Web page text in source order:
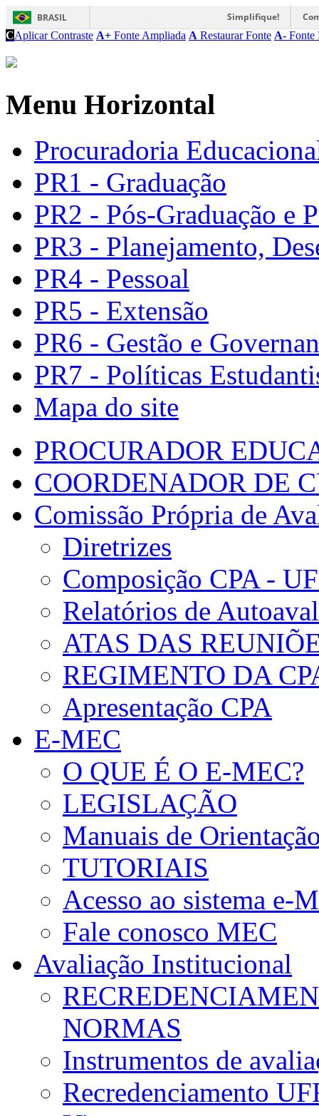
BRASIL Simplifique!
CAplicar Contraste A+ Fonte Ampliada A Restaurar Fonte A- Fonte
Menu Horizontal
Procuradoria
PR1 - Graduação
PR2 - Pós-Graduação e
PR3 - Planejamento,
PR4 - Pessoal
PR5 - Extensão
PR6 - Gestão e
PR7 - Políticas
Mapa do site
PROCURADOR
COORDENADOR DE
Comissão Própria de
Diretrizes
Composição CPA -
Relatórios de
ATAS DAS
REGIMENTO DA
Apresentação CPA
E-MEC
O QUE É O E-MEC?
LEGISLAÇÃO
Manuais de
TUTORIAIS
Acesso ao sistema e-
Fale conosco MEC
Avaliação Institucional
NORMAS
Instrumentos de
Recredenciamento